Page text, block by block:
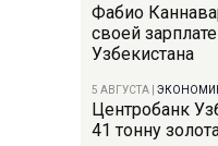
Фабио
своей
Узбекистана
5 АВГУСТА
Центробанк
41 тонну